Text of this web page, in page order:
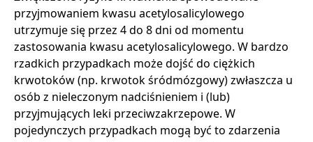
przyjmowaniem kwasu acetylosalicylowego
utrzymuje się przez 4 do 8 dni od momentu
zastosowania kwasu acetylosalicylowego. W bardzo
rzadkich przypadkach może dojść do ciężkich
krwotoków (np. krwotok śródmózgowy) zwłaszcza u
osób z nieleczonym nadciśnieniem i (lub)
przyjmujących leki przeciwzakrzepowe. W
pojedynczych przypadkach mogą być to zdarzenia